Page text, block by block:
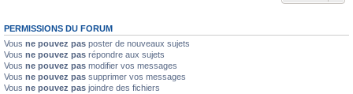
PERMISSIONS DU FORUM
Vous ne pouvez pas poster de nouveaux sujets
Vous ne pouvez pas répondre aux sujets
Vous ne pouvez pas modifier vos messages
Vous ne pouvez pas supprimer vos messages
Vous ne pouvez pas joindre des fichiers